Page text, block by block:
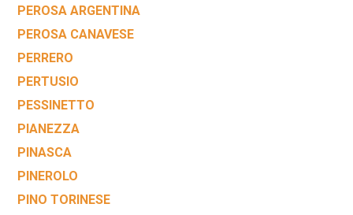
PEROSA ARGENTINA
PEROSA CANAVESE
PERRERO
PERTUSIO
PESSINETTO
PIANEZZA
PINASCA
PINEROLO
PINO TORINESE